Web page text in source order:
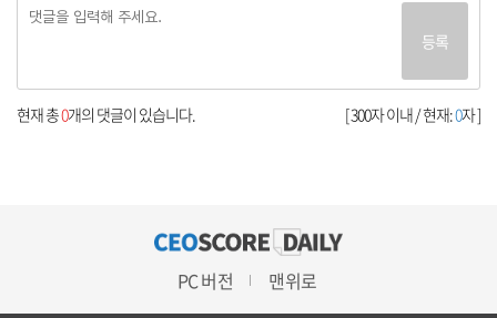
등록
[ 300자 이내 / 현재:0자 ]
현재 총0개의 댓글이 있습니다.
PC 버전 맨위로